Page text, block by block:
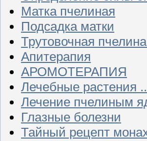
Матка пчелиная
Подсадка матки
Трутовочная
Апитерапия
АРОМОТЕРАПИЯ
Лечебные растения
Лечение пчелиным
Глазные болезни
Тайный рецепт